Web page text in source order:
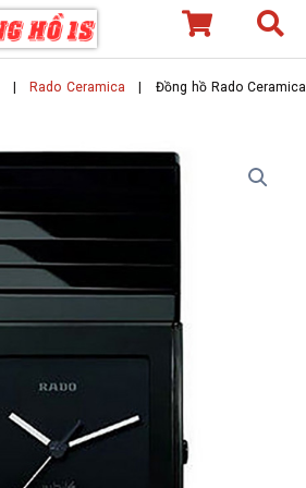
Rado Ceramica
Đồng hồ Rado Ceramica